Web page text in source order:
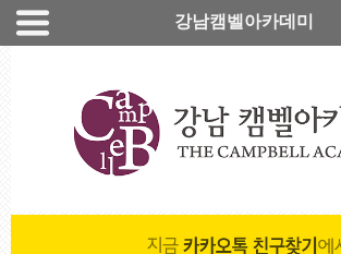
강남캠벨아카데미